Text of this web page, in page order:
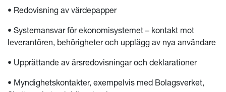
• Redovisning av värdepapper
• Systemansvar för ekonomisystemet – kontakt mot
leverantören, behörigheter och upplägg av nya användare
• Upprättande av årsredovisningar och deklarationer
• Myndighetskontakter, exempelvis med Bolagsverket,